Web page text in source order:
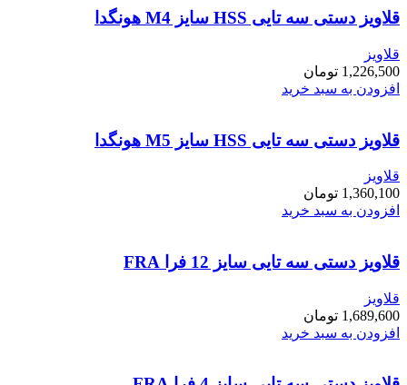
قلاویز دستی سه تایی HSS سایز M4 هونگدا
قلاویز
1,226,500 تومان
افزودن به سبد خرید
قلاویز دستی سه تایی HSS سایز M5 هونگدا
قلاویز
1,360,100 تومان
افزودن به سبد خرید
قلاویز دستی سه تایی سایز 12 فرا FRA
قلاویز
1,689,600 تومان
افزودن به سبد خرید